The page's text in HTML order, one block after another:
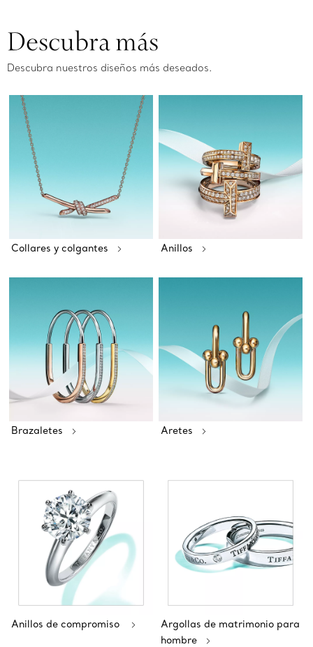
Descubra más
Descubra nuestros diseños más deseados.
Collares y colgantes Anillos
Brazaletes Aretes
Anillos de compromiso
Argollas de matrimonio para
hombre